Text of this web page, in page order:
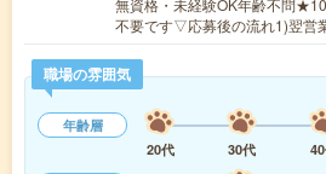
無資格・未経験OK年齢不問
不要です▽応募後の流れ1)翌営
職場の雰囲気
年齢層
20代
30代